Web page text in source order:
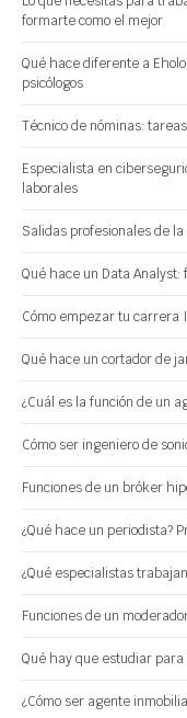
formarte como el mejor
Qué hace diferente a
psicólogos
Técnico de nóminas:
Especialista en
laborales
Salidas profesionales de
Qué hace un Data
Cómo empezar tu carrera
Qué hace un cortador de
¿Cuál es la función de un
Cómo ser ingeniero de
Funciones de un bróker
¿Qué hace un periodista?
¿Qué especialistas
Funciones de un
Qué hay que estudiar
¿Cómo ser agente